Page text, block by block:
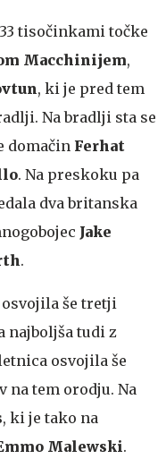
tisočinkami točke
Macchinijem,
, ki je pred tem
Na bradlji sta se
domačin Ferhat
. Na preskoku pa
dva britanska
Jake
.
še tretji
najboljša tudi z
osvojila še
tem orodju. Na
, ki je tako na
Malewski.